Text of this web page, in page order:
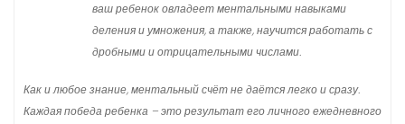
ваш ребенок овладеет ментальными навыками
деления и умножения, а также, научится работать с
дробными и отрицательными числами.
Как и любое знание, ментальный счёт не даётся легко и сразу.
Каждая победа ребенка – это результат его личного ежедневного